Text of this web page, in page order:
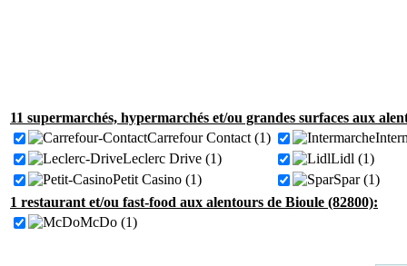
11 supermarchés, hypermarchés et/ou grandes surfaces aux
Carrefour Contact (1)
Leclerc Drive (1)
Lidl (1)
Petit Casino (1)
Spar (1)
1 restaurant et/ou fast-food aux alentours de Bioule (82800):
McDo (1)